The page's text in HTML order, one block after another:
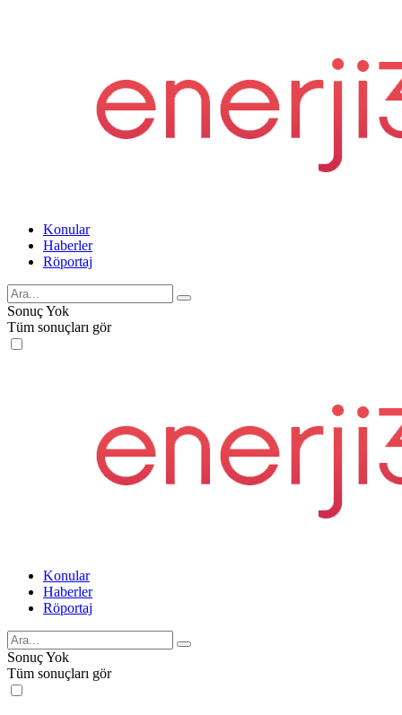
Konular
Haberler
Röportaj
Sonuç Yok
Tüm sonuçları gör
Konular
Haberler
Röportaj
Sonuç Yok
Tüm sonuçları gör